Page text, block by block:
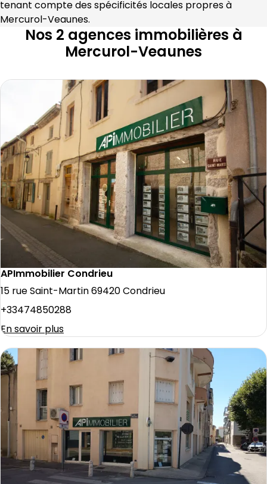
Mercurol-Veaunes.
Nos 2 agences immobilières à
Mercurol-Veaunes
APImmobilier Condrieu
15 rue Saint-Martin 69420 Condrieu
+33474850288
En savoir plus